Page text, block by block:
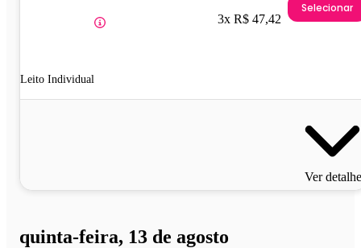
Leito Individual
3x R$ 47,42
Selecionar
Ver
quinta-feira, 13 de agosto